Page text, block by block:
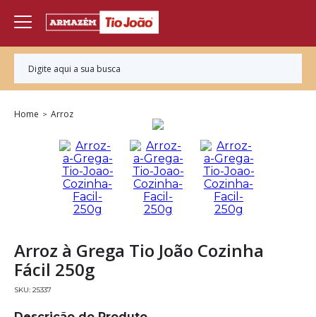
Home Arroz
Arroz à Grega Tio João Cozinha
Fácil 250g
25337